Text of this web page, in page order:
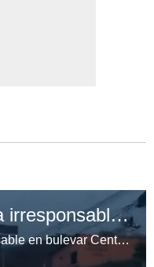
Captan a motociclista irresponsable en bulevar Centroamérica
Captan a motociclista irresponsable en bulevar Centroamérica